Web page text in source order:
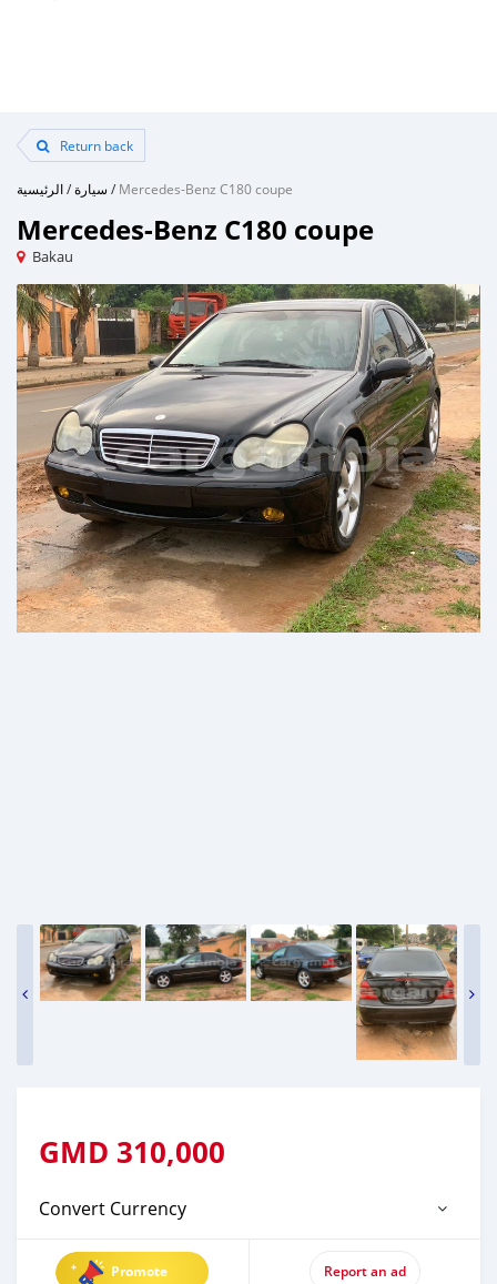
Return back
الرئيسية/سيارة /Mercedes-Benz C180 coupe
Mercedes-Benz C180 coupe
Bakau
GMD 310,000
Convert Currency
Promote Report an ad